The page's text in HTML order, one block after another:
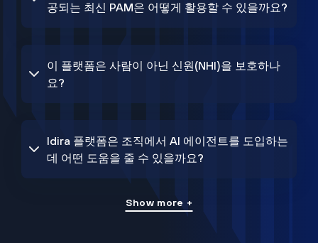
공되는 최신 PAM은 어떻게 활용할 수 있을까요?
이 플랫폼은 사람이 아닌 신원(NHI)을 보호하나
요?
Idira 플랫폼은 조직에서 AI 에이전트를 도입하는
데 어떤 도움을 줄 수 있을까요?
Show more +